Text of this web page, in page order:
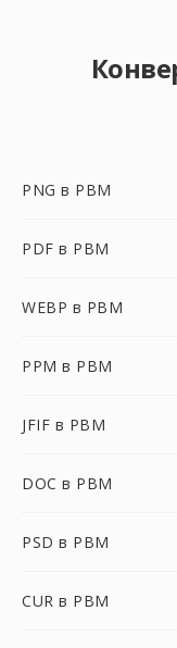
PNG в PBM
PDF в PBM
WEBP в PBM
PPM в PBM
JFIF в PBM
DOC в PBM
PSD в PBM
CUR в PBM